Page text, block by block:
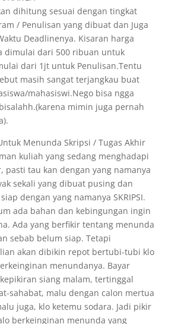
dihitung sesuai dengan tingkat
/ Penulisan yang dibuat dan Juga
Deadlinenya. Kisaran harga
dimulai dari 500 ribuan untuk
dari 1jt untuk Penulisan.Tentu
masih sangat terjangkau buat
mahasiswi.Nego bisa ngga
mimin juga pernah
Menunda Skripsi / Tugas Akhir
kuliah yang sedang menghadapi
pasti tau kan dengan yang namanya
sekali yang dibuat pusing dan
dengan yang namanya SKRIPSI.
ada bahan dan kebingungan ingin
Ada yang berfikir tentang menunda
sebab belum siap. Tetapi
akan dibikin repot bertubi-tubi klo
menundanya. Bayar
siang malam, tertinggal
sahabat, malu dengan calon mertua
juga, klo ketemu sodara. Jadi pikir
berkeinginan menunda yang